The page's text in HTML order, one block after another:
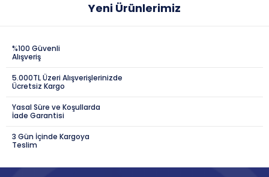
Yeni Ürünlerimiz
%100 Güvenli
Alışveriş
5.000TL Üzeri Alışverişlerinizde
Ücretsiz Kargo
Yasal Süre ve Koşullarda
İade Garantisi
3 Gün İçinde Kargoya
Teslim